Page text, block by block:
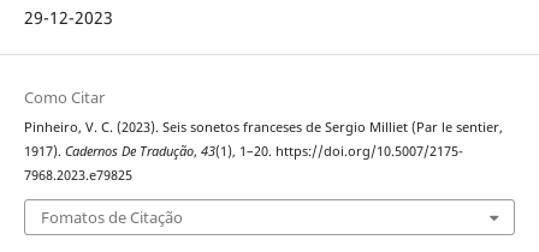
29-12-2023
Como Citar
Pinheiro, V. C. (2023). Seis sonetos franceses de Sergio Milliet (Par le sentier,
1917). Cadernos De Tradução, 43(1), 1–20. https://doi.org/10.5007/2175-
7968.2023.e79825
Fomatos de Citação